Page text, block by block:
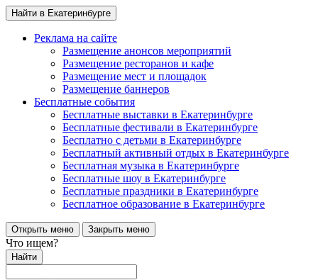
Найти в Екатеринбурге
Реклама на сайте
Размещение анонсов мероприятий
Размещение ресторанов и кафе
Размещение мест и площадок
Размещение баннеров
Бесплатные события
Бесплатные выставки в Екатеринбурге
Бесплатные фестивали в Екатеринбурге
Бесплатно с детьми в Екатеринбурге
Бесплатный активный отдых в Екатеринбурге
Бесплатная музыка в Екатеринбурге
Бесплатные шоу в Екатеринбурге
Бесплатные праздники в Екатеринбурге
Бесплатное образование в Екатеринбурге
Открыть меню Закрыть меню
Что ищем?
Найти